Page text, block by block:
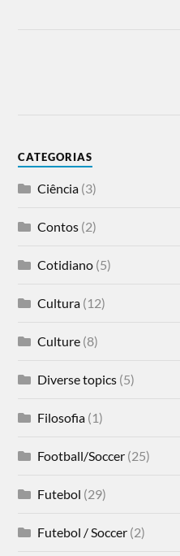
CATEGORIAS
Ciência (3)
Contos (2)
Cotidiano (5)
Cultura (12)
Culture (8)
Diverse topics (5)
Filosofia (1)
Football/Soccer (25)
Futebol (29)
Futebol / Soccer (2)